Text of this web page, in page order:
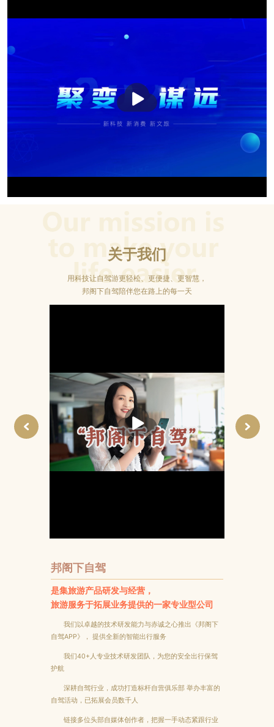
放
关于我们
用科技让自驾游更轻松、更便捷、更智慧，
邦阁下自驾陪伴您在路上的每一天
播
放
邦阁下自驾
是集旅游产品研发与经营，
旅游服务于拓展业务提供的一家专业型公司
我们以卓越的技术研发能力与赤诚之心推出《邦阁下
自驾APP》， 提供全新的智能出行服务
我们40+人专业技术研发团队，为您的安全出行保驾
护航
深耕自驾行业，成功打造标杆自营俱乐部 举办丰富的
自驾活动，已拓展会员数千人
链接多位头部自媒体创作者，把握一手动态紧跟行业